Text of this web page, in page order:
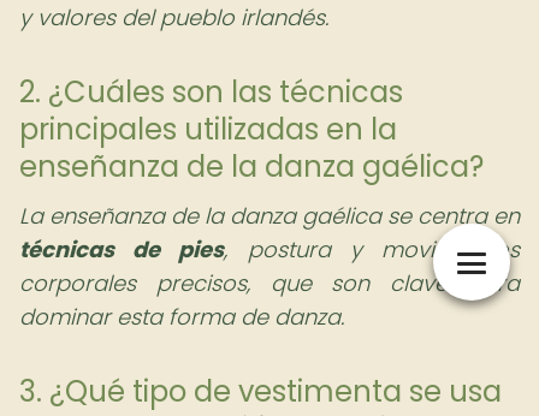
y valores del pueblo irlandés.
2. ¿Cuáles son las técnicas
principales utilizadas en la
enseñanza de la danza gaélica?
La enseñanza de la danza gaélica se centra en
técnicas de pies, postura y movimientos
corporales precisos, que son clave para
dominar esta forma de danza.
3. ¿Qué tipo de vestimenta se usa